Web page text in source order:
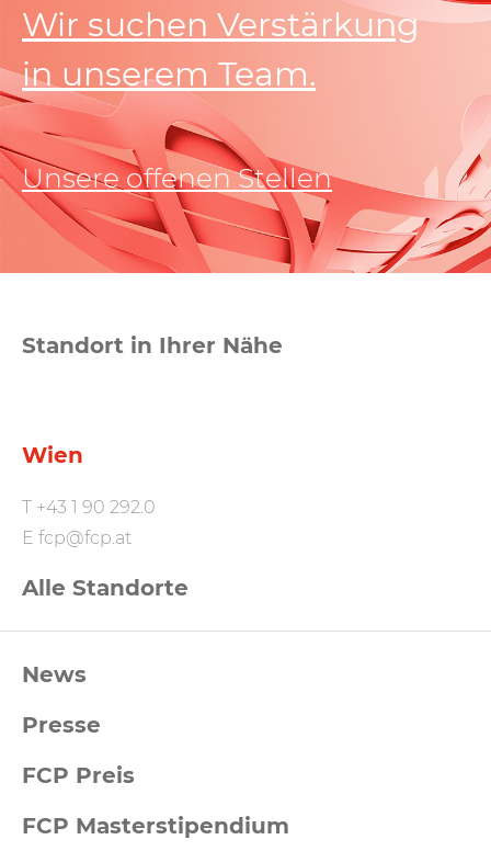
Wir suchen Verstärkung
in unserem Team.
Unsere offenen Stellen
Standort in Ihrer Nähe
Wien
T +43 1 90 292.0
E fcp@fcp.at
Alle Standorte
Footernavigation
News
Presse
FCP Preis
FCP Masterstipendium